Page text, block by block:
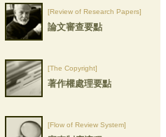
[Review of Research Papers]
論文審查要點
[The Copyright]
著作權處理要點
[Flow of Review System]